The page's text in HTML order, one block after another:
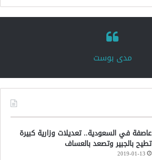
‏مدى بوست‏
عاصفة في السعودية.. تعديلات وزارية كبيرة
تطيح بالجبير وتصعد بالعساف
2019-01-13